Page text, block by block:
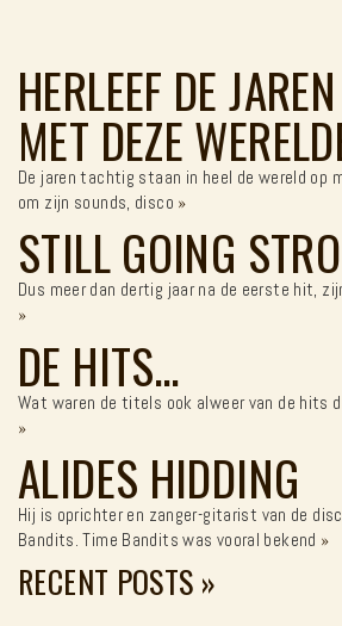
HERLEEF DE
MET DEZE
De jaren tachtig staan in heel de wereld op
om zijn sounds, disco »
STILL GOING
Dus meer dan dertig jaar na de eerste hit,
»
DE HITS…
Wat waren de titels ook alweer van de hits
»
ALIDES HIDDING
Hij is oprichter en zanger-gitarist van de
Bandits. Time Bandits was vooral bekend »
RECENT POSTS »